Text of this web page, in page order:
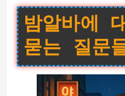
밤알바에
묻는 질문